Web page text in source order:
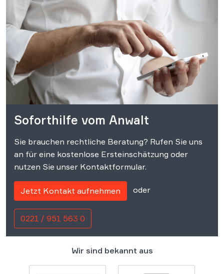
Soforthilfe vom Anwalt
Sie brauchen rechtliche Beratung? Rufen Sie uns
an für eine kostenlose Ersteinschätzung oder
nutzen Sie unser Kontaktformular.
Jetzt Kontakt aufnehmen oder
0221 / 951 563 0
Wir sind bekannt aus